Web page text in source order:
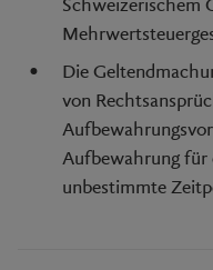
Schweizerischem
Die
von
Aufbewahrung für
unbestimmte